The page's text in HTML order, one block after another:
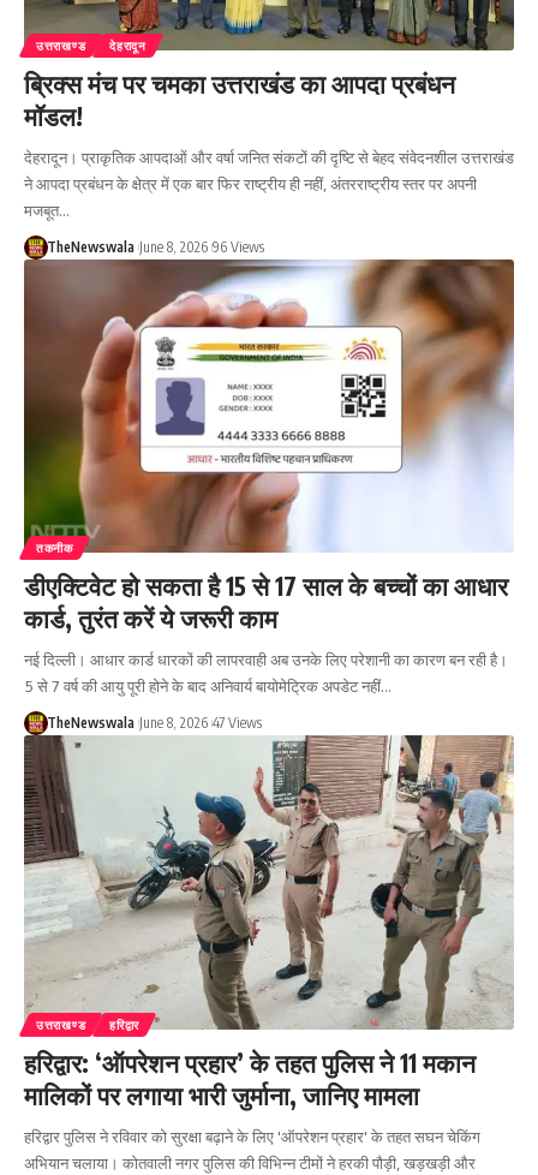
उत्तराखण्ड देहरादून
ब्रिक्स मंच पर चमका उत्तराखंड का आपदा प्रबंधन
मॉडल!
देहरादून। प्राकृतिक आपदाओं और वर्षा जनित संकटों की दृष्टि से बेहद संवेदनशील उत्तराखंड
ने आपदा प्रबंधन के क्षेत्र में एक बार फिर राष्ट्रीय ही नहीं, अंतरराष्ट्रीय स्तर पर अपनी
मजबूत…
TheNewswala June 8, 2026 96 Views
तकनीक
डीएक्टिवेट हो सकता है 15 से 17 साल के बच्चों का आधार
कार्ड, तुरंत करें ये जरूरी काम
नई दिल्ली। आधार कार्ड धारकों की लापरवाही अब उनके लिए परेशानी का कारण बन रही है।
5 से 7 वर्ष की आयु पूरी होने के बाद अनिवार्य बायोमेट्रिक अपडेट नहीं…
TheNewswala June 8, 2026 47 Views
उत्तराखण्ड हरिद्वार
हरिद्वार: ‘ऑपरेशन प्रहार’ के तहत पुलिस ने 11 मकान
मालिकों पर लगाया भारी जुर्माना, जानिए मामला
हरिद्वार पुलिस ने रविवार को सुरक्षा बढ़ाने के लिए 'ऑपरेशन प्रहार' के तहत सघन चेकिंग
अभियान चलाया। कोतवाली नगर पुलिस की विभिन्न टीमों ने हरकी पौड़ी, खड़खड़ी और